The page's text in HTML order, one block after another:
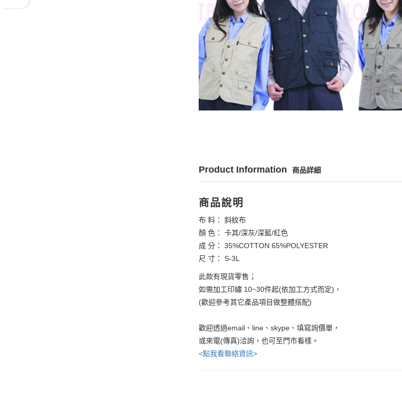
Product Information 商品詳細
商品說明
布 料： 斜紋布
顏 色： 卡其/深灰/深藍/紅色
成 分： 35%COTTON 65%POLYESTER
尺 寸： S-3L
此款有現貨零售；
如需加工印繡 10~30件起(依加工方式而定)，
(歡迎參考其它產品項目做整體搭配)
歡迎透過email、line、skype、填寫詢價單，
或來電(傳真)洽詢，也可至門市看樣。
<點我看聯絡資訊>